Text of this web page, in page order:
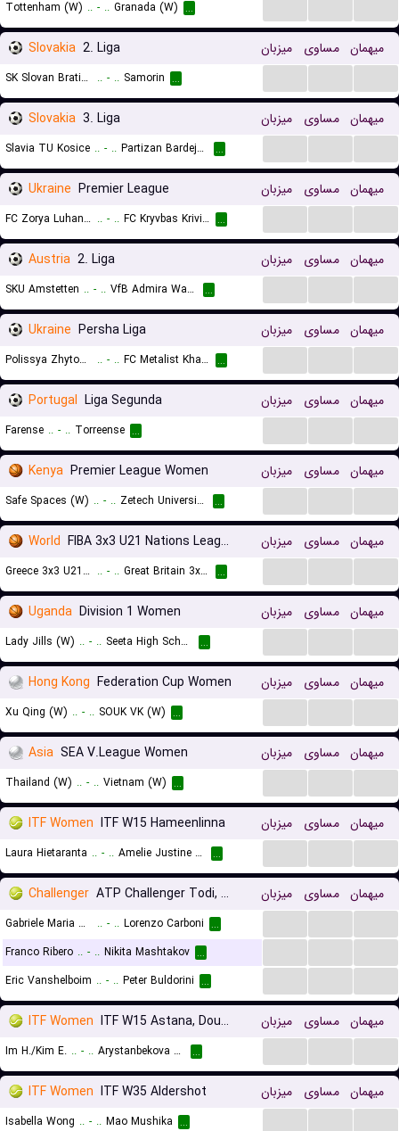
Tottenham (W) .. - .. Granada (W) ...
Slovakia 2. Liga میزبان مساوی میهمان
SK Slovan Bratislava B .. - .. Samorin ...
Slovakia 3. Liga میزبان مساوی میهمان
Slavia TU Kosice .. - .. Partizan Bardejov ...
Ukraine Premier League میزبان مساوی میهمان
FC Zorya Luhansk .. - .. FC Kryvbas Kriviy Rih ...
Austria 2. Liga میزبان مساوی میهمان
SKU Amstetten .. - .. VfB Admira Wacker Modling ...
Ukraine Persha Liga میزبان مساوی میهمان
Polissya Zhytomyr II .. - .. FC Metalist Kharkiv ...
Portugal Liga Segunda میزبان مساوی میهمان
Farense .. - .. Torreense ...
Kenya Premier League Women میزبان مساوی میهمان
Safe Spaces (W) .. - .. Zetech University (W) ...
World FIBA 3x3 U21 Nations League Women میزبان مساوی میهمان
Greece 3x3 U21 (W) .. - .. Great Britain 3x3 U21 (W) ...
Uganda Division 1 Women میزبان مساوی میهمان
Lady Jills (W) .. - .. Seeta High School (W) ...
Hong Kong Federation Cup Women میزبان مساوی میهمان
Xu Qing (W) .. - .. SOUK VK (W) ...
Asia SEA V.League Women میزبان مساوی میهمان
Thailand (W) .. - .. Vietnam (W) ...
ITF Women ITF W15 Hameenlinna میزبان مساوی میهمان
Laura Hietaranta .. - .. Amelie Justine Hejtmanek ...
Challenger ATP Challenger Todi, Qualifications میزبان مساوی میهمان
Gabriele Maria Noce .. - .. Lorenzo Carboni ...
Franco Ribero .. - .. Nikita Mashtakov ...
Eric Vanshelboim .. - .. Peter Buldorini ...
ITF Women ITF W15 Astana, Doubles میزبان مساوی میهمان
Im H./Kim E. .. - .. Arystanbekova A./Dyussebay I. ...
ITF Women ITF W35 Aldershot میزبان مساوی میهمان
Isabella Wong .. - .. Mao Mushika ...